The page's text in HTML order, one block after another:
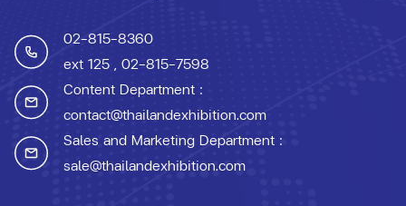
02-815-8360
ext 125 , 02-815-7598
Content Department :
contact@thailandexhibition.com
Sales and Marketing Department :
sale@thailandexhibition.com